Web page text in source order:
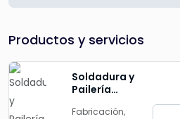
Productos y servicios
Soldadura y
Pailería
Fabricación,